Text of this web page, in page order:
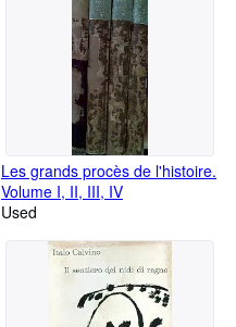
Les grands procès de l'histoire.
Volume I, II, III, IV
Used